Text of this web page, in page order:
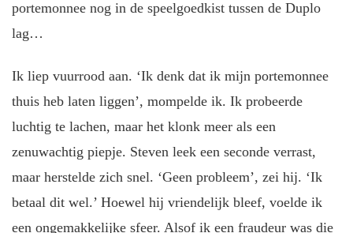
portemonnee nog in de speelgoedkist tussen de Duplo
lag…
Ik liep vuurrood aan. ‘Ik denk dat ik mijn portemonnee
thuis heb laten liggen’, mompelde ik. Ik probeerde
luchtig te lachen, maar het klonk meer als een
zenuwachtig piepje. Steven leek een seconde verrast,
maar herstelde zich snel. ‘Geen probleem’, zei hij. ‘Ik
betaal dit wel.’ Hoewel hij vriendelijk bleef, voelde ik
een ongemakkelijke sfeer. Alsof ik een fraudeur was die